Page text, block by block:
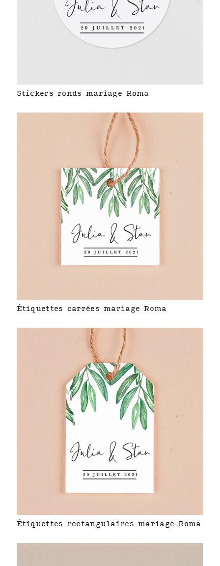
Stickers ronds mariage Roma
Étiquettes carrées mariage Roma
Étiquettes rectangulaires mariage Roma